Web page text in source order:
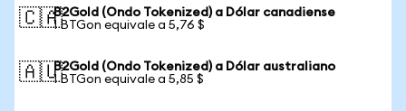
🇨🇦B2Gold (Ondo Tokenized) a Dólar canadiense
1 BTGon equivale a 5,76 $
🇦🇺B2Gold (Ondo Tokenized) a Dólar australiano
1 BTGon equivale a 5,85 $